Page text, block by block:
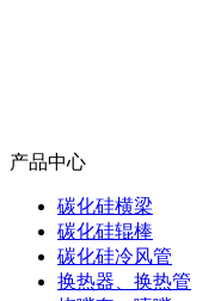
产品中心
碳化硅横梁
碳化硅辊棒
碳化硅冷风管
换热器、换热管